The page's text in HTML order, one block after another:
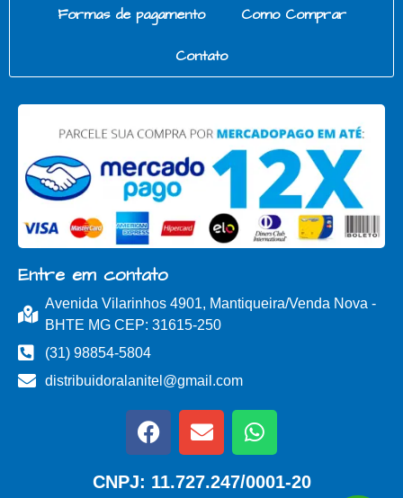
Formas de pagamento Como Comprar
Contato
Entre em contato
Avenida Vilarinhos 4901, Mantiqueira/Venda Nova -
BHTE MG CEP: 31615-250
(31) 98854-5804
distribuidoralanitel@gmail.com
CNPJ: 11.727.247/0001-20